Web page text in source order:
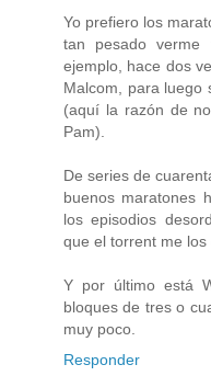
Yo prefiero los
tan pesado verme
ejemplo, hace dos
Malcom, para luego
(aquí la razón de
Pam).
De series de
buenos maratones
los episodios
que el torrent me los
Y por último está
bloques de tres o
muy poco.
Responder